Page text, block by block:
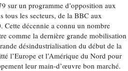
sur un programme d’opposition aux
tous les secteurs, de la BBC aux
Cette décennie a connu un nombre
comme la dernière grande mobilisation
désindustrialisation du début de la
l’Europe et l’Amérique du Nord pour
leur main-d’œuvre bon marché.